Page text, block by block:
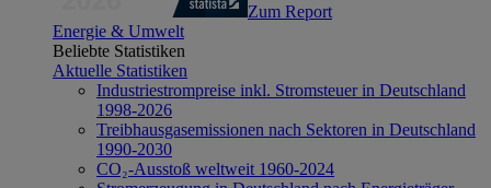
Zum Report
Energie & Umwelt
Beliebte Statistiken
Aktuelle Statistiken
Industriestrompreise inkl. Stromsteuer in Deutschland
1998-2026
Treibhausgasemissionen nach Sektoren in Deutschland
1990-2030
CO₂-Ausstoß weltweit 1960-2024